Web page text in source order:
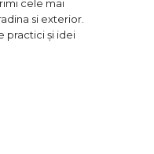
cele mai
si exterior.
practici și idei